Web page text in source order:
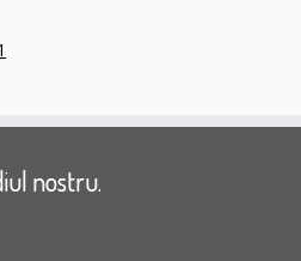
nostru.